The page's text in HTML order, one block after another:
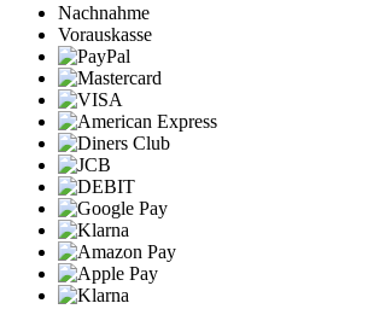
Nachnahme
Vorauskasse